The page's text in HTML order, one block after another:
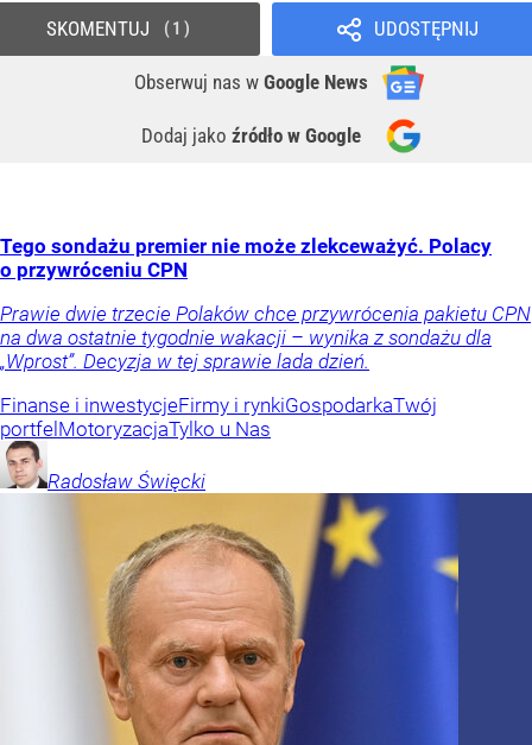
UDOSTĘPNIJ
Obserwuj nas w Google News
Dodaj jako źródło w Google
SKOMENTUJ 1
Tego sondażu premier nie może zlekceważyć. Polacy
o przywróceniu CPN
Prawie dwie trzecie Polaków chce przywrócenia pakietu CPN
na dwa ostatnie tygodnie wakacji – wynika z sondażu dla
„Wprost”. Decyzja w tej sprawie lada dzień.
Finanse i inwestycjeFirmy i rynkiGospodarkaTwój
portfelMotoryzacjaTylko u Nas
Radosław Święcki